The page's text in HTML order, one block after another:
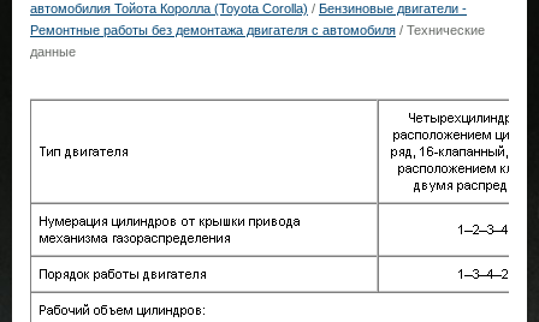
автомобилия Тойота Королла (Toyota Corolla) / Бензиновые двигатели -
Ремонтные работы без демонтажа двигателя с автомобиля / Технические
данные